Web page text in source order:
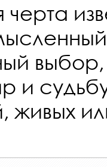
и
живых